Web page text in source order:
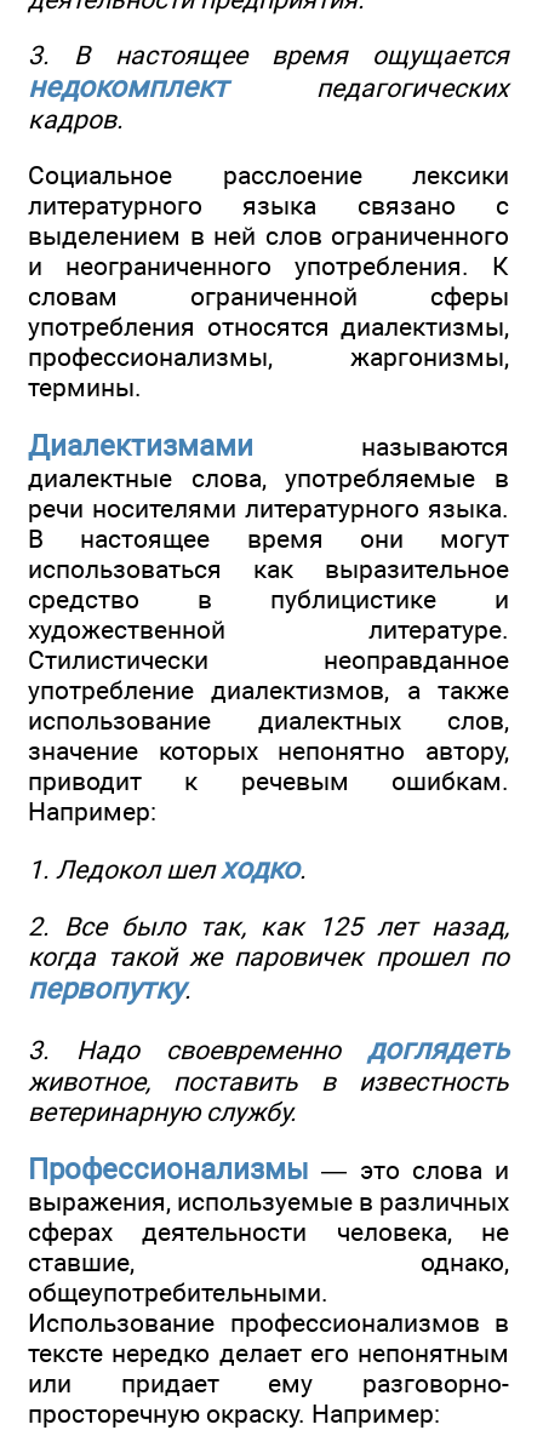
3. В настоящее время ощущается
недокомплектпедагогических
кадров.
Социальное расслоение лексики
литературного языка связано с
выделением в ней слов ограниченного
и неограниченного употребления. К
словам ограниченной сферы
употребления относятся диалектизмы,
профессионализмы, жаргонизмы,
термины.
Диалектизмами называются
диалектные слова, употребляемые в
речи носителями литературного языка.
В настоящее время они могут
использоваться как выразительное
средство в публицистике и
художественной литературе.
Стилистически неоправданное
употребление диалектизмов, а также
использование диалектных слов,
значение которых непонятно автору,
приводит к речевым ошибкам.
Например:
1. Ледокол шелходко.
2. Все было так, как 125 лет назад,
когда такой же паровичек прошел по
первопутку.
3. Надо своевременно доглядеть
животное, поставить в известность
ветеринарную службу.
Профессионализмы — это слова и
выражения, используемые в различных
сферах деятельности человека, не
ставшие, однако,
общеупотребительными.
Использование профессионализмов в
тексте нередко делает его непонятным
или придает ему разговорно-
просторечную окраску. Например: